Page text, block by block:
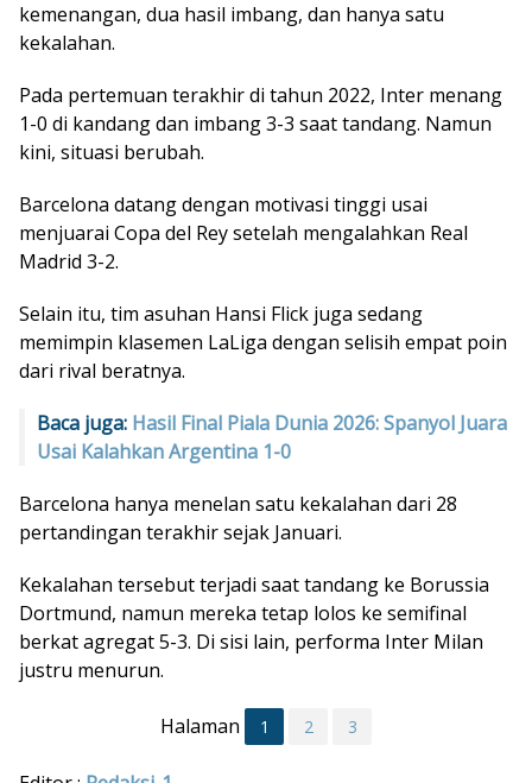
kemenangan, dua hasil imbang, dan hanya satu
kekalahan.
Pada pertemuan terakhir di tahun 2022, Inter menang
1-0 di kandang dan imbang 3-3 saat tandang. Namun
kini, situasi berubah.
Barcelona datang dengan motivasi tinggi usai
menjuarai Copa del Rey setelah mengalahkan Real
Madrid 3-2.
Selain itu, tim asuhan Hansi Flick juga sedang
memimpin klasemen LaLiga dengan selisih empat poin
dari rival beratnya.
Baca juga: Hasil Final Piala Dunia 2026: Spanyol Juara
Usai Kalahkan Argentina 1-0
Barcelona hanya menelan satu kekalahan dari 28
pertandingan terakhir sejak Januari.
Kekalahan tersebut terjadi saat tandang ke Borussia
Dortmund, namun mereka tetap lolos ke semifinal
berkat agregat 5-3. Di sisi lain, performa Inter Milan
justru menurun.
Halaman 1 2 3